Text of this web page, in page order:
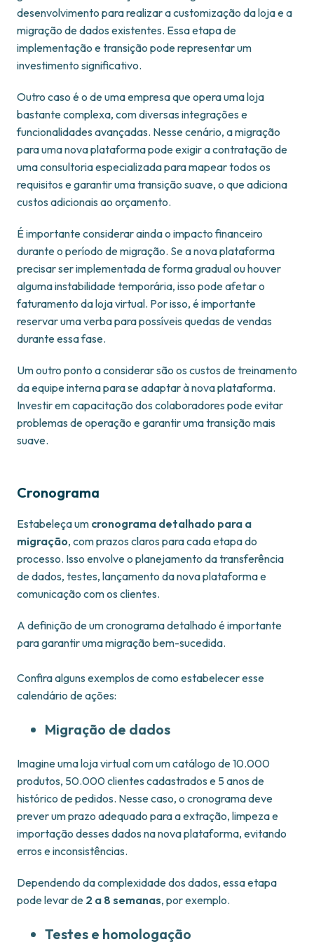
desenvolvimento para realizar a customização da loja e a
migração de dados existentes. Essa etapa de
implementação e transição pode representar um
investimento significativo.
Outro caso é o de uma empresa que opera uma loja
bastante complexa, com diversas integrações e
funcionalidades avançadas. Nesse cenário, a migração
para uma nova plataforma pode exigir a contratação de
uma consultoria especializada para mapear todos os
requisitos e garantir uma transição suave, o que adiciona
custos adicionais ao orçamento.
É importante considerar ainda o impacto financeiro
durante o período de migração. Se a nova plataforma
precisar ser implementada de forma gradual ou houver
alguma instabilidade temporária, isso pode afetar o
faturamento da loja virtual. Por isso, é importante
reservar uma verba para possíveis quedas de vendas
durante essa fase.
Um outro ponto a considerar são os custos de treinamento
da equipe interna para se adaptar à nova plataforma.
Investir em capacitação dos colaboradores pode evitar
problemas de operação e garantir uma transição mais
suave.
Cronograma
Estabeleça um cronograma detalhado para a
migração, com prazos claros para cada etapa do
processo. Isso envolve o planejamento da transferência
de dados, testes, lançamento da nova plataforma e
comunicação com os clientes.
A definição de um cronograma detalhado é importante
para garantir uma migração bem-sucedida.
Confira alguns exemplos de como estabelecer esse
calendário de ações:
Migração de dados
Imagine uma loja virtual com um catálogo de 10.000
produtos, 50.000 clientes cadastrados e 5 anos de
histórico de pedidos. Nesse caso, o cronograma deve
prever um prazo adequado para a extração, limpeza e
importação desses dados na nova plataforma, evitando
erros e inconsistências.
Dependendo da complexidade dos dados, essa etapa
pode levar de 2 a 8 semanas, por exemplo.
Testes e homologação